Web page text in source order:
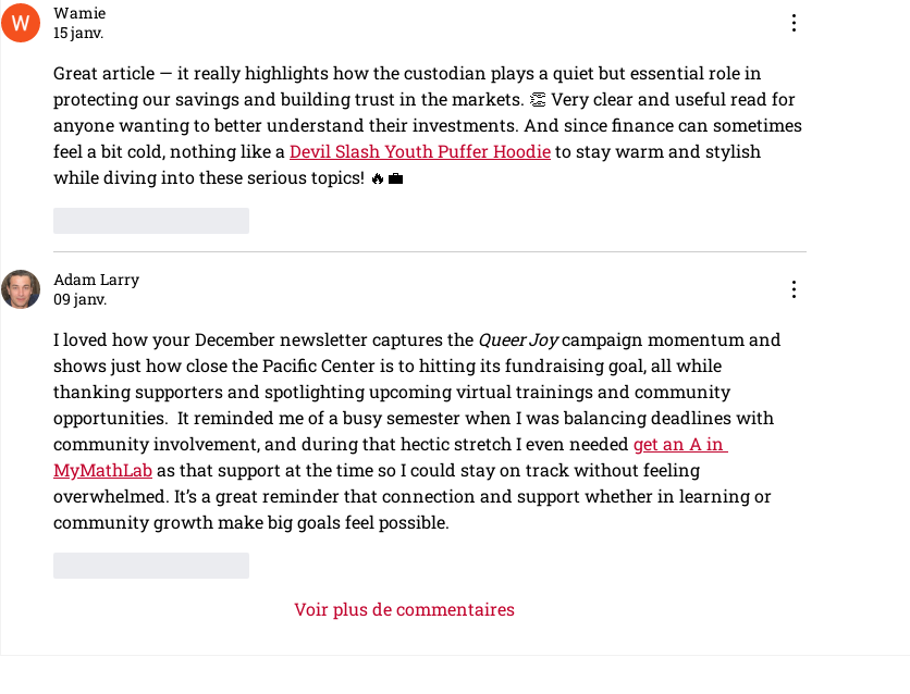
Wamie
15 janv.
Great article — it really highlights how the custodian plays a quiet but essential role in
protecting our savings and building trust in the markets. 👏 Very clear and useful read for
anyone wanting to better understand their investments. And since finance can sometimes
feel a bit cold, nothing like a Devil Slash Youth Puffer Hoodie to stay warm and stylish
while diving into these serious topics! 🔥💼
Adam Larry
09 janv.
I loved how your December newsletter captures the Queer Joy campaign momentum and
shows just how close the Pacific Center is to hitting its fundraising goal, all while
thanking supporters and spotlighting upcoming virtual trainings and community
opportunities.  It reminded me of a busy semester when I was balancing deadlines with
community involvement, and during that hectic stretch I even needed get an A in
MyMathLab as that support at the time so I could stay on track without feeling
overwhelmed. It’s a great reminder that connection and support whether in learning or
community growth make big goals feel possible.
Voir plus de commentaires